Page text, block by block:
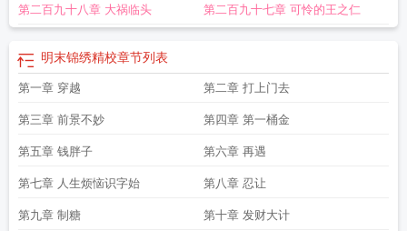
第二百九十八章 大祸临头 第二百九十七章 可怜的王之仁
明末锦绣精校章节列表
第一章 穿越 第二章 打上门去
第三章 前景不妙 第四章 第一桶金
第五章 钱胖子 第六章 再遇
第七章 人生烦恼识字始 第八章 忍让
第九章 制糖 第十章 发财大计